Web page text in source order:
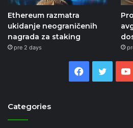
Ethereum razmatra
ukidanje neograničenih
nagrada za staking
pre 2 days
Facebook
Twitter
Categories